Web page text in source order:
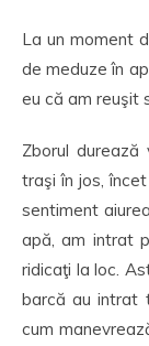
La un moment
de meduze în
eu că am reuşit
Zborul
traşi în jos,
sentiment
apă, am intrat
ridicaţi la loc.
barcă au intrat
cum